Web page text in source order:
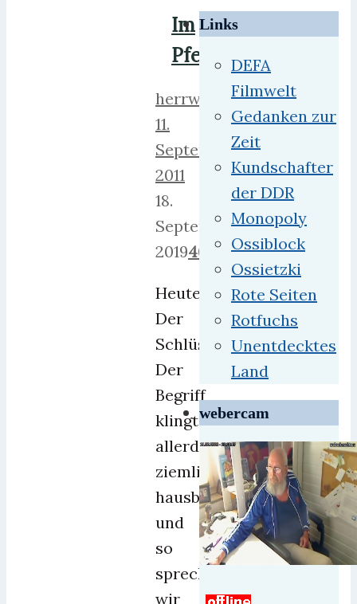
Im
Pfeifkonzert
herrweber
11.
September
2011
18.
September
201946
Heute:
Der
Schlüsselfinder.
Der
Begriff
klingt
allerdings
ziemlich
hausbacken
und
so
sprechen
wir
Links
DEFA
Filmwelt
Gedanken zur
Zeit
Kundschafter
der DDR
Monopoly
Ossiblock
Ossietzki
Rote Seiten
Rotfuchs
Unentdecktes
Land
webercam